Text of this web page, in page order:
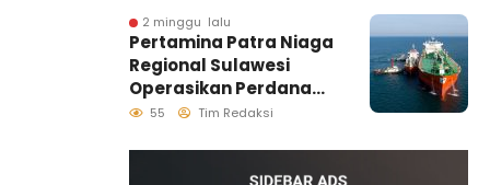
2 minggu lalu
Pertamina Patra Niaga
Regional Sulawesi
Operasikan Perdana
Ship to Ship
Distribusi B50 di
Kawasan Timur
55 Tim Redaksi